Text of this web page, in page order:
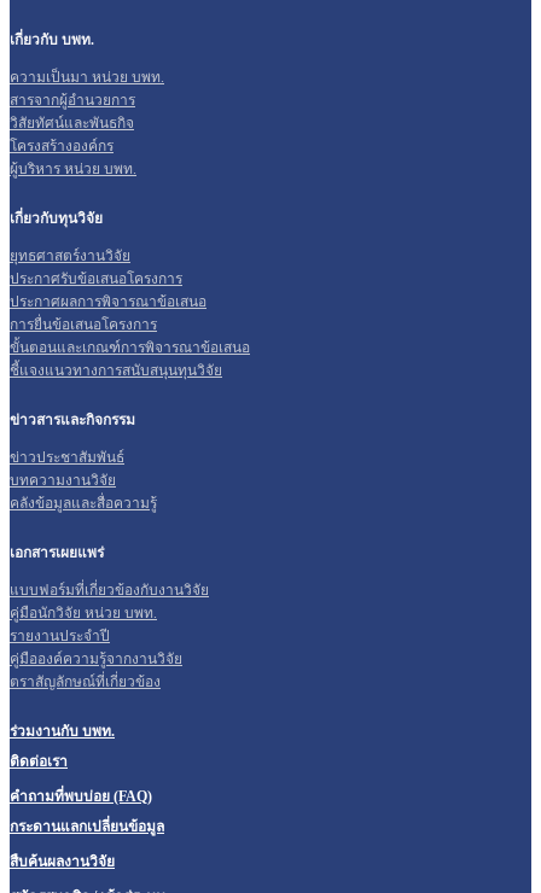
เกี่ยวกับ บพท.
ความเป็นมา หน่วย บพท.
สารจากผู้อำนวยการ
วิสัยทัศน์และพันธกิจ
โครงสร้างองค์กร
ผู้บริหาร หน่วย บพท.
เกี่ยวกับทุนวิจัย
ยุทธศาสตร์งานวิจัย
ประกาศรับข้อเสนอโครงการ
ประกาศผลการพิจารณาข้อเสนอ
การยื่นข้อเสนอโครงการ
ขั้นตอนและเกณฑ์การพิจารณาข้อเสนอ
ชี้แจงแนวทางการสนับสนุนทุนวิจัย
ข่าวสารและกิจกรรม
ข่าวประชาสัมพันธ์
บทความงานวิจัย
คลังข้อมูลและสื่อความรู้
เอกสารเผยแพร่
แบบฟอร์มที่เกี่ยวข้องกับงานวิจัย
คู่มือนักวิจัย หน่วย บพท.
รายงานประจำปี
คู่มือองค์ความรู้จากงานวิจัย
ตราสัญลักษณ์ที่เกี่ยวข้อง
ร่วมงานกับ บพท.
ติดต่อเรา
คำถามที่พบบ่อย (FAQ)
กระดานแลกเปลี่ยนข้อมูล
สืบค้นผลงานวิจัย